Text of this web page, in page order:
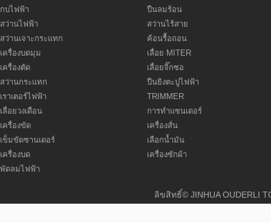
กบไฟฟ้า
สว่านไฟฟ้า
สว่านเจาะกระแทก
เครื่องบดมุม
เครื่องตัด
สว่านกระแทก
เราเตอร์ไฟฟ้า
เลื่อยวงเดือน
เครื่องขัด
เข็มขัดซานเดอร์
เครื่องบด
พัดลมไฟฟ้า
ปืนลมร้อน
สว่านไร้สาย
ค้อนรื้อถอน
เลื่อย MITER
เลื่อยจิ๊กซอ
ปืนยิงตะปูไฟฟ้า
TRIMMER
การทำแซนเดอร์
เครื่องสั่น
เลือกน้ำมัน
เครื่องซักผ้า
ลิขสิทธิ์© JINHUA